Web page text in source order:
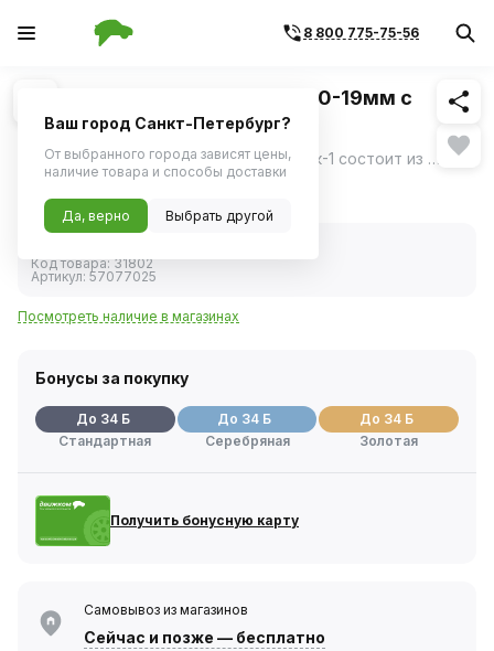
8 800 775-75-56
1/1 Похожие
воротком "Новосибирск-1"
Набор торцевых головок Новосибирск-1 состоит из 8 предметов, обладает компактными размерами для хранения в багажнике любого автомобиля. ещё
Код товара:31802
Артикул: 57077025
Посмотреть наличие в магазинах
Бонусы за покупку
До 34 Б
Стандартная
До 34 Б
Серебряная
До 34 Б
Золотая
Получить бонусную карту
Самовывоз из магазинов
Сейчас и позже — бесплатно
Ваш город Санкт-Петербург?
От выбранного города зависят цены,
наличие товара и способы доставки
Да, верно Выбрать другой